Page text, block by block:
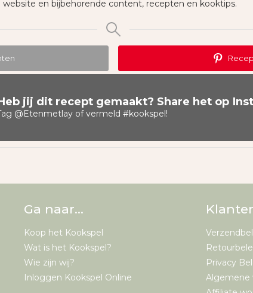
en bijbehorende content, recepten en kooktips.
jij dit recept gemaakt? Share het op
@Etenmetlay of vermeld#kookspel!
Ga naar…
Koop het Kookspel
Wat is het Kookspel?
Wie zijn wij?
Inloggen Kookspel Online
Privacy
Algemene